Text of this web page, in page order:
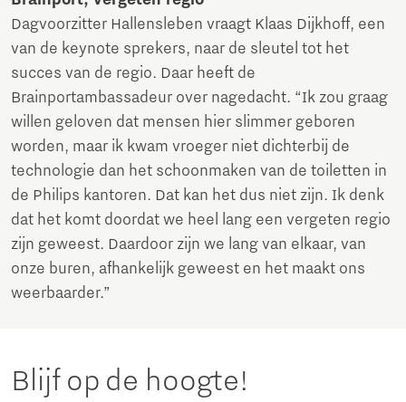
Dagvoorzitter Hallensleben vraagt Klaas Dijkhoff, een
van de keynote sprekers, naar de sleutel tot het
succes van de regio. Daar heeft de
Brainportambassadeur over nagedacht. “Ik zou graag
willen geloven dat mensen hier slimmer geboren
worden, maar ik kwam vroeger niet dichterbij de
technologie dan het schoonmaken van de toiletten in
de Philips kantoren. Dat kan het dus niet zijn. Ik denk
dat het komt doordat we heel lang een vergeten regio
zijn geweest. Daardoor zijn we lang van elkaar, van
onze buren, afhankelijk geweest en het maakt ons
weerbaarder.”
Blijf op de hoogte!